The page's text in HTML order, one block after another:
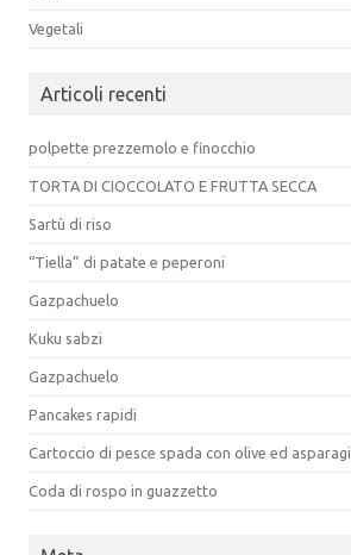
Vegetali
Articoli recenti
polpette prezzemolo e finocchio
TORTA DI CIOCCOLATO E FRUTTA SECCA
Sartù di riso
“Tiella” di patate e peperoni
Gazpachuelo
Kuku sabzi
Gazpachuelo
Pancakes rapidi
Cartoccio di pesce spada con olive ed asparagi
Coda di rospo in guazzetto